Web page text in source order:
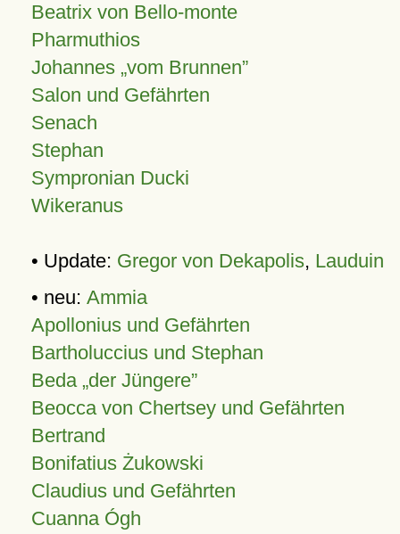
Beatrix von Bello-monte
Pharmuthios
Johannes vom Brunnen
Salon und Gefährten
Senach
Stephan
Sympronian Ducki
Wikeranus
• Update: Gregor von Dekapolis, Lauduin
• neu: Ammia
Apollonius und Gefährten
Bartholuccius und Stephan
Beda „der Jüngere”
Beocca von Chertsey und Gefährten
Bertrand
Bonifatius Żukowski
Claudius und Gefährten
Cuanna Ógh